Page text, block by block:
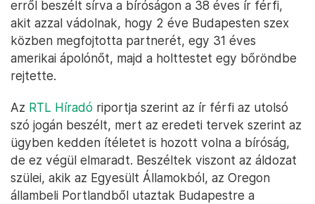
erről beszélt sírva a bíróságon a 38 éves ír férfi,
akit azzal vádolnak, hogy 2 éve Budapesten szex
közben megfojtotta partnerét, egy 31 éves
amerikai ápolónőt, majd a holttestet egy bőröndbe
rejtette.
Az RTL Híradó riportja szerint az ír férfi az utolsó
szó jogán beszélt, mert az eredeti tervek szerint az
ügyben kedden ítéletet is hozott volna a bíróság,
de ez végül elmaradt. Beszéltek viszont az áldozat
szülei, akik az Egyesült Államokból, az Oregon
állambeli Portlandből utaztak Budapestre a